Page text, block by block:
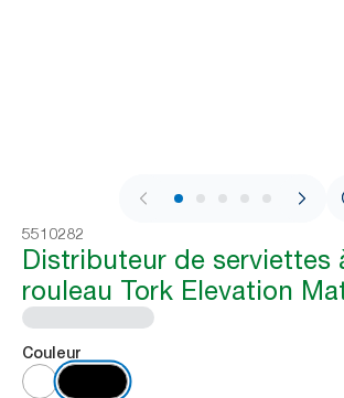
1 / 7
5510282
Distributeur de serviettes
rouleau Tork Elevation
Couleur